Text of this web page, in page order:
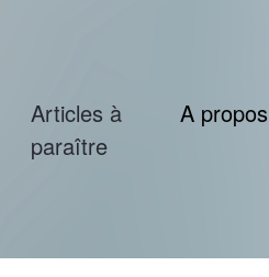
Articles à
paraître
A propos